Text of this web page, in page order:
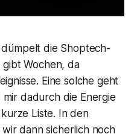
dümpelt die Shoptech-
gibt Wochen, da
Eine solche geht
dadurch die Energie
Liste. In den
dann sicherlich noch